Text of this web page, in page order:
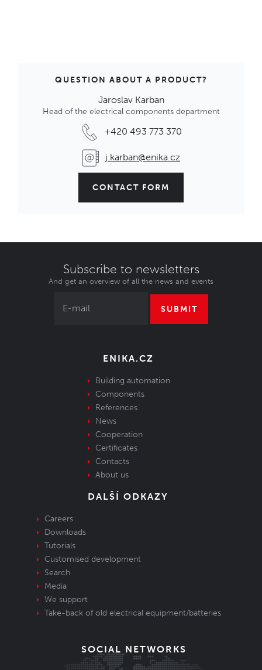
QUESTION ABOUT A PRODUCT?
Jaroslav Karban
Head of the electrical components department
+420 493 773 370
j.karban@enika.cz
CONTACT FORM
Subscribe to newsletters
And get an overview of all the news and events
SUBMIT
ENIKA.CZ
Building automation
Components
References
News
Cooperation
Certificates
Contacts
About us
DALŠÍ ODKAZY
Careers
Downloads
Tutorials
Customised development
Search
Media
We support
Take-back of old electrical equipment/batteries
SOCIAL NETWORKS